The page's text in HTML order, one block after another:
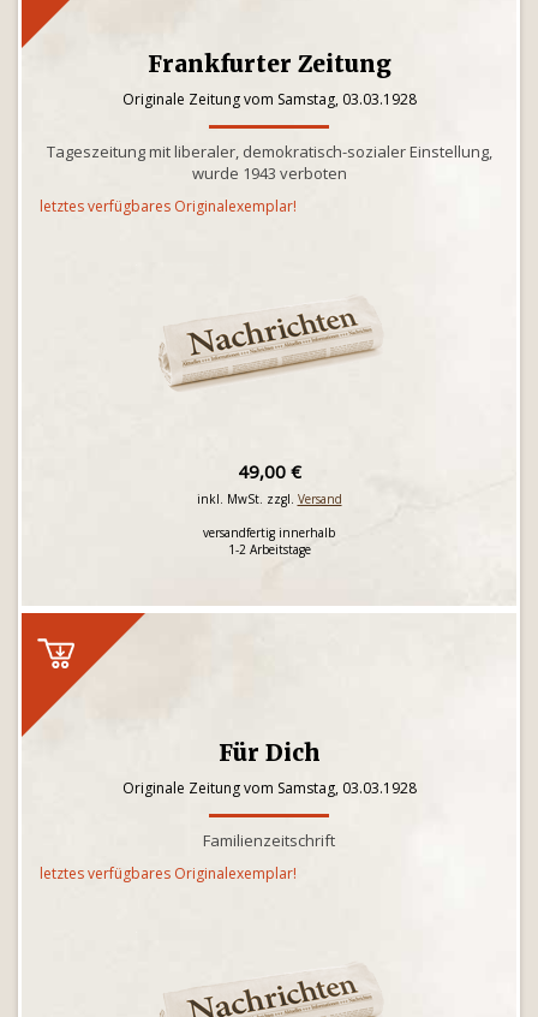
Frankfurter Zeitung
Originale Zeitung vom Samstag, 03.03.1928
Tageszeitung mit liberaler, demokratisch-sozialer Einstellung,
wurde 1943 verboten
letztes verfügbares Originalexemplar!
49,00 €
inkl. MwSt. zzgl. Versand
versandfertig innerhalb
1-2 Arbeitstage
Für Dich
Originale Zeitung vom Samstag, 03.03.1928
Familienzeitschrift
letztes verfügbares Originalexemplar!